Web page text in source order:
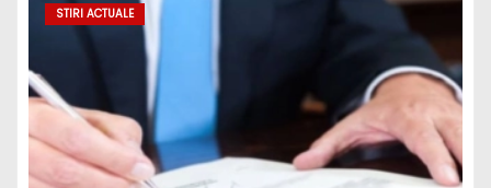
STIRI ACTUALE